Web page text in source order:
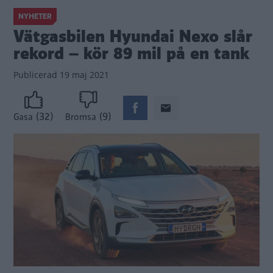
NYHETER
Vätgasbilen Hyundai Nexo slår
rekord – kör 89 mil på en tank
Publicerad 19 maj 2021
Gasa (32) Bromsa (9)